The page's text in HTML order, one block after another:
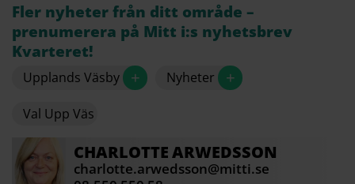
Fler nyheter från ditt område –
prenumerera på Mitt i:s nyhetsbrev
Kvarteret!
Upplands Väsby + Nyheter +
Val Upp Väs
CHARLOTTEARWEDSSON
charlotte.arwedsson@mitti.se